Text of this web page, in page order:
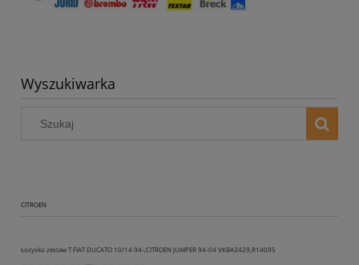
Wyszukiwarka
CITROEN
Łożysko zestaw T FIAT DUCATO 10/14 94-;CITROEN JUMPER 94-04 VKBA3429,R14095